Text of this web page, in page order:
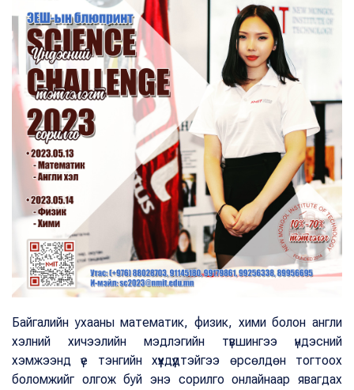
Байгалийн ухааны математик, физик, хими болон англи
хэлний хичээлийн мэдлэгийн түвшингээ үндэсний
хэмжээнд үе тэнгийн хүүхдүүдтэйгээ өрсөлдөн тогтоох
боломжийг олгож буй энэ сорилго онлайнаар явагдах